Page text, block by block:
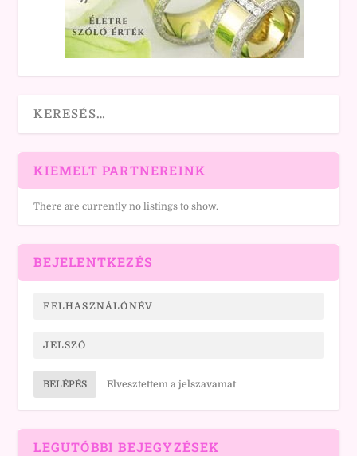
KIEMELT PARTNEREINK
There are currently no listings to show.
BEJELENTKEZÉS
BELÉPÉS Elvesztettem a jelszavamat
LEGUTÓBBI BEJEGYZÉSEK